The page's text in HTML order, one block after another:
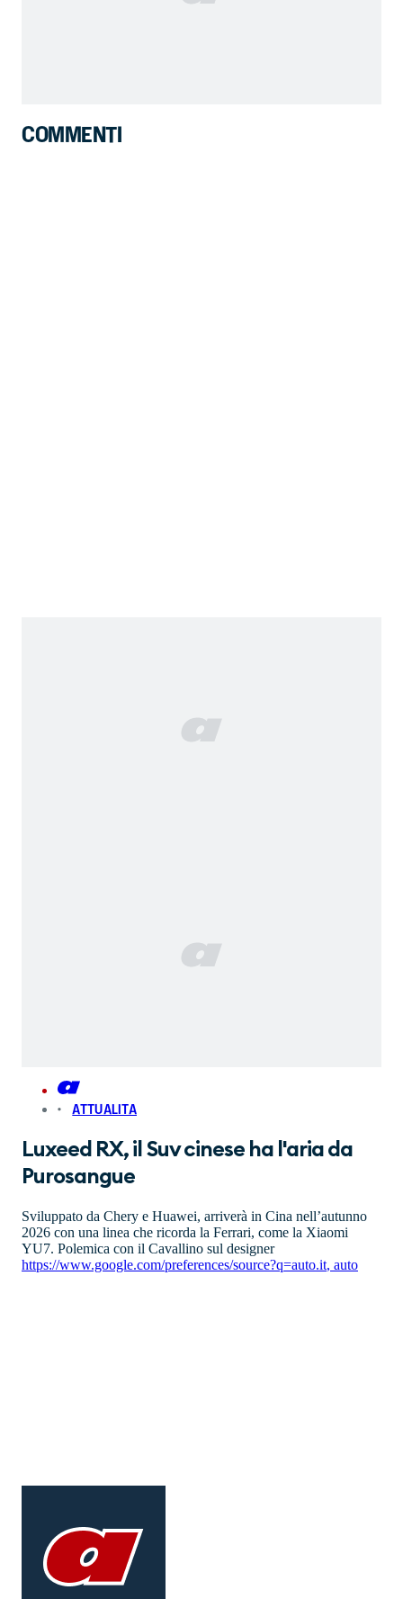
COMMENTI
ATTUALITA
Luxeed RX, il Suv cinese ha l'aria da
Purosangue
Sviluppato da Chery e Huawei, arriverà in Cina nell’autunno
2026 con una linea che ricorda la Ferrari, come la Xiaomi
YU7. Polemica con il Cavallino sul designer
https://www.google.com/preferences/source?q=auto.it, auto